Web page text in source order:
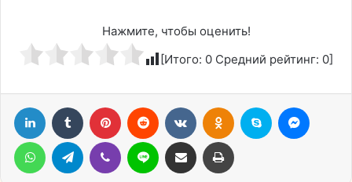
Нажмите, чтобы оценить!
[Итого: 0 Средний рейтинг: 0]
LinkedIn Tumblr Pinterest Reddit ВконтактеОдноклассники
Skype
WhatsAppTelegram Viber Line Поделиться через электронную почту Печатать